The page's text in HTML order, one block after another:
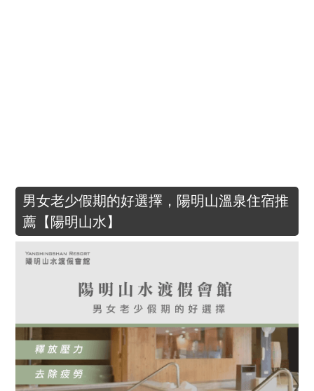
男女老少假期的好選擇，陽明山溫泉住宿推
薦【陽明山水】